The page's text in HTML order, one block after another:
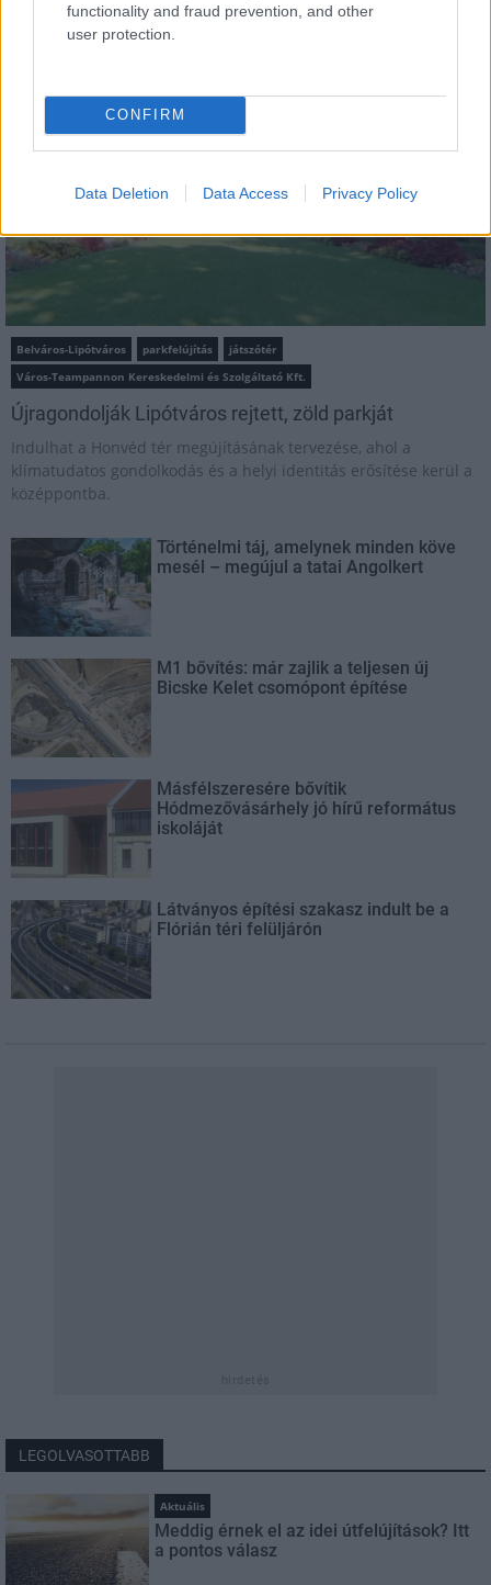
functionality and fraud prevention, and other
user protection.
CONFIRM
Data Deletion Data Access Privacy Policy
Belváros-Lipótváros parkfelújítás
játszótér
Város-Teampannon Kereskedelmi és Szolgáltató Kft.
Újragondolják Lipótváros rejtett, zöld parkját
Indulhat a Honvéd tér megújításának tervezése, ahol a
klímatudatos gondolkodás és a helyi identitás erősítése kerül a
középpontba.
Történelmi táj, amelynek minden köve
mesél – megújul a tatai Angolkert
M1 bővítés: már zajlik a teljesen új
Bicske Kelet csomópont építése
Másfélszeresére bővítik
Hódmezővásárhely jó hírű református
iskoláját
Látványos építési szakasz indult be a
Flórián téri felüljárón
LEGOLVASOTTABB
Aktuális
Meddig érnek el az idei útfelújítások? Itt
a pontos válasz